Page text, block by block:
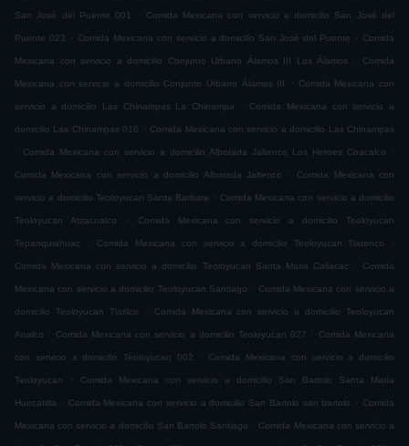
San José del Puente 001 . Comida Mexicana con servicio a domicilio San José del
Puente 023 . Comida Mexicana con servicio a domicilio San José del Puente . Comida
Mexicana con servicio a domicilio Conjunto Urbano Álamos III Los Álamos . Comida
Mexicana con servicio a domicilio Conjunto Urbano Álamos III . Comida Mexicana con
servicio a domicilio Las Chinampas La Chinampa . Comida Mexicana con servicio a
domicilio Las Chinampas 010 . Comida Mexicana con servicio a domicilio Las Chinampas
.
Comida Mexicana con servicio a domicilio Alborada Jaltenco Los Heroes Coacalco .
Comida Mexicana con servicio a domicilio Alborada Jaltenco . Comida Mexicana con
servicio a domicilio Teoloyucan Santa Barbara . Comida Mexicana con servicio a domicilio
Teoloyucan Atzacoalco . Comida Mexicana con servicio a domicilio Teoloyucan
Tepanquiahuac . Comida Mexicana con servicio a domicilio Teoloyucan Tlatenco .
Comida Mexicana con servicio a domicilio Teoloyucan Santa Maria Caliacac . Comida
Mexicana con servicio a domicilio Teoloyucan Santiago . Comida Mexicana con servicio a
domicilio Teoloyucan Tlatilco . Comida Mexicana con servicio a domicilio Teoloyucan
Analco . Comida Mexicana con servicio a domicilio Teoloyucan 027 . Comida Mexicana
con servicio a domicilio Teoloyucan 002 . Comida Mexicana con servicio a domicilio
Teoloyucan . Comida Mexicana con servicio a domicilio San Bartolo Santa María
Huecatitla . Comida Mexicana con servicio a domicilio San Bartolo san bartolo . Comida
Mexicana con servicio a domicilio San Bartolo Santiago . Comida Mexicana con servicio a